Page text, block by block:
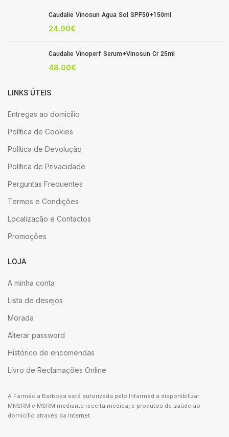
Caudalie Vinosun Agua Sol SPF50+150ml
24.90€
Caudalie Vinoperf Serum+Vinosun Cr 25ml
48.00€
LINKS ÚTEIS
Entregas ao domicílio
Política de Cookies
Política de Devolução
Política de Privacidade
Perguntas Frequentes
Termos e Condições
Localização e Contactos
Promoções
LOJA
A minha conta
Lista de desejos
Morada
Alterar password
Histórico de encomendas
Livro de Reclamações Online
A Farmácia Barbosa está autorizada pelo Infarmed a disponibilizar
MNSRM e MSRM mediante receita médica, e produtos de saúde ao
domicílio através da Internet.